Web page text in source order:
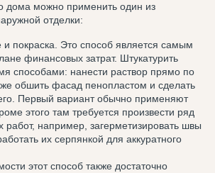
дома можно применить один из
отделки:
и покраска. Это способ является самым
финансовых затрат. Штукатурить
способами: нанести раствор прямо по
обшить фасад пенопластом и сделать
Первый вариант обычно применяют
этого там требуется произвести ряд
работ, например, загерметизировать швы
их серпянкой для аккуратного
этот способ также достаточно